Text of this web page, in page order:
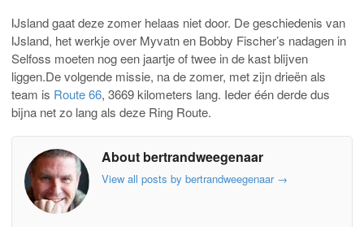
IJsland gaat deze zomer helaas niet door. De geschiedenis van
IJsland, het werkje over Myvatn en Bobby Fischer’s nadagen in
Selfoss moeten nog een jaartje of twee in de kast blijven
liggen.De volgende missie, na de zomer, met zijn drieën als
team is Route 66, 3669 kilometers lang. Ieder één derde dus
bijna net zo lang als deze Ring Route.
About bertrandweegenaar
View all posts by bertrandweegenaar →